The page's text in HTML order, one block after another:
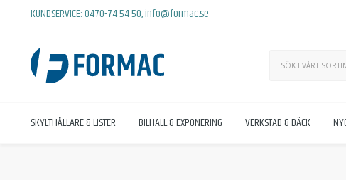
KUNDSERVICE:0470-74 54 50,info@formac.se
SKYLTHÅLLARE & LISTER BILHALL & EXPONERING VERKSTAD & DÄCK